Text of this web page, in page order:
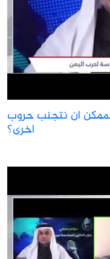
ان نتجنب حروب
اخرى؟